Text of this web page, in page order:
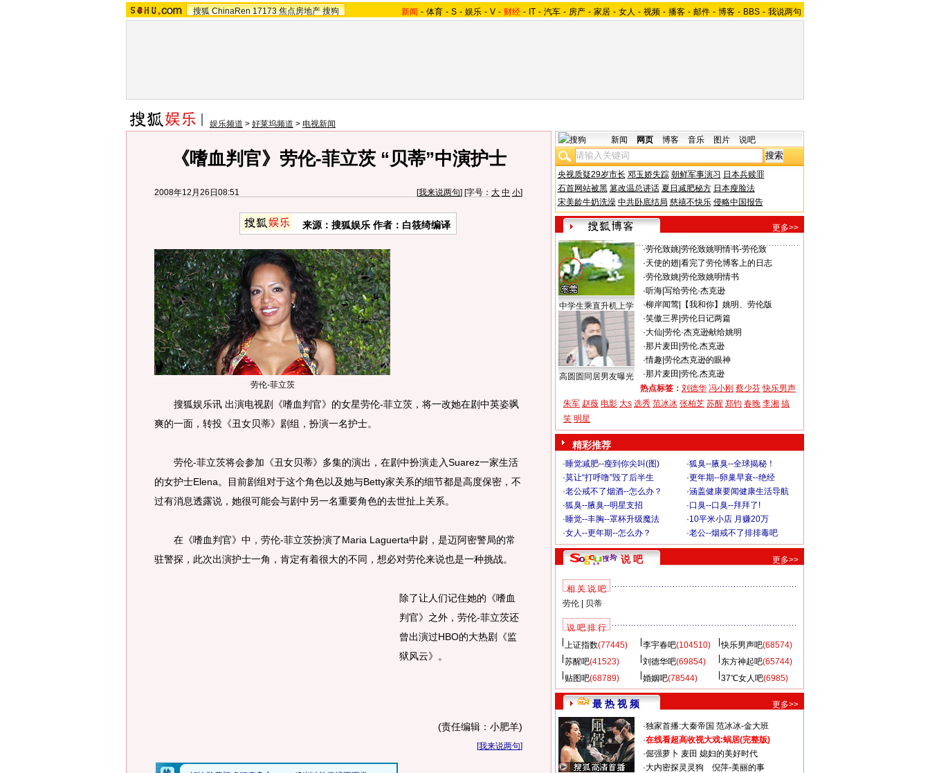
搜狐 ChinaRen 17173 焦点房地产 搜狗 新闻 - 体育 - S - 娱乐 - V - 财经 - IT - 汽车 - 房产 - 家居 - 女人 - 视频 - 播客 - 邮件 - 博客 - BBS - 我说两句
娱乐频道 > 好莱坞频道 > 电视新闻
《嗜血判官》劳伦-菲立茨 “贝蒂”中演护士
2008年12月26日08:51 [我来说两句] [字号： 大 中 小]
来源：搜狐娱乐 作者：白筱绮编译
劳伦-菲立茨
搜狐娱乐讯 出演电视剧《嗜血判官》的女星劳伦-菲立茨，将一改她在剧中英姿飒
爽的一面，转投《丑女贝蒂》剧组，扮演一名护士。
劳伦-菲立茨将会参加《丑女贝蒂》多集的演出，在剧中扮演走入Suarez一家生活
的女护士Elena。目前剧组对于这个角色以及她与Betty家关系的细节都是高度保密，不
过有消息透露说，她很可能会与剧中另一名重要角色的去世扯上关系。
在《嗜血判官》中，劳伦-菲立茨扮演了Maria Laguerta中尉，是迈阿密警局的常
驻警探，此次出演护士一角，肯定有着很大的不同，想必对劳伦来说也是一种挑战。
除了让人们记住她的《嗜血
判官》之外，劳伦-菲立茨还
曾出演过HBO的大热剧《监
狱风云》。
(责任编辑：小肥羊)
[我来说两句]
新闻 网页 博客 音乐 图片 说吧
央视质疑29岁市长 邓玉娇失踪 朝鲜军事演习 日本兵赎罪
石首网站被黑 篡改温总讲话 夏日减肥秘方 日本瘦脸法
宋美龄牛奶洗澡 中共卧底结局 慈禧不快乐 侵略中国报告
更多>>
中学生乘直升机上学
高圆圆同居男友曝光
·劳伦致姚| 劳伦致姚明情书-劳伦致
·天使的翅 看完了劳伦博客上的日志
·劳伦致姚| 劳伦致姚明情书
·听海| 写给劳伦·杰克逊
·柳岸闻莺|
【我和你】姚明、劳伦版
·笑傲三界| 劳伦日记两篇
·大仙 劳伦·杰克逊献给姚明
·那片麦田 劳伦.杰克逊
·情趣 劳伦杰克逊的眼神
·那片麦田 劳伦.杰克逊
热点标签： 刘德华 冯小刚 蔡少芬 快乐男声
朱军 赵薇 电影 大s 选秀 范冰冰 张柏芝 苏醒 郑钧 春晚 李湘 搞
笑 明星
精彩推荐
·睡觉减肥--瘦到你尖叫(图) ·狐臭--腋臭--全球揭秘！
·莫让“打呼噜”毁了后半生 ·更年期--卵巢早衰--绝经
·老公戒不了烟酒--怎么办？ ·涵盖健康要闻健康生活导航
·狐臭--腋臭--明星支招 ·口臭--口臭--拜拜了!
·睡觉--丰胸--罩杯升级魔法 ·10平米小店 月赚20万
·女人--更年期--怎么办？ ·老公--烟戒不了排排毒吧
说 吧 更多>>
相 关 说 吧
劳伦| 贝蒂
说 吧 排 行
上证指数(77445) 李宇春吧(104510) 快乐男声吧(68574)
苏醒吧(41523) 刘德华吧(69854) 东方神起吧(65744)
贴图吧(68789) 婚姻吧(78544) 37℃女人吧(6985)
最 热 视 频 更多>>
·独家首播:大秦帝国 范冰冰-金大班
·在线看超高收视大戏:蜗居(完整版)
·倔强萝卜 麦田 媳妇的美好时代
·大内密探灵灵狗
倪萍-美丽的事